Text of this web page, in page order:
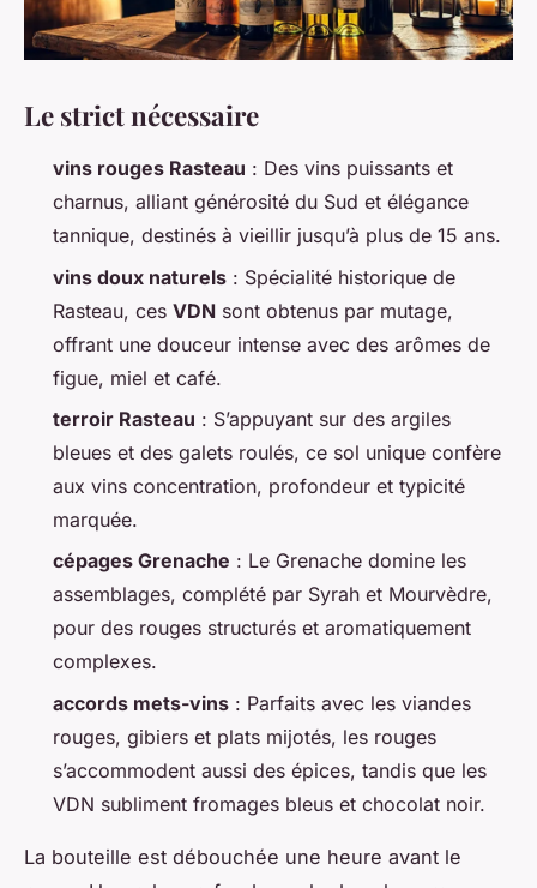
Le strict nécessaire
vins rouges Rasteau : Des vins puissants et
charnus, alliant générosité du Sud et élégance
tannique, destinés à vieillir jusqu’à plus de 15 ans.
vins doux naturels : Spécialité historique de
Rasteau, ces VDN sont obtenus par mutage,
offrant une douceur intense avec des arômes de
figue, miel et café.
terroir Rasteau : S’appuyant sur des argiles
bleues et des galets roulés, ce sol unique confère
aux vins concentration, profondeur et typicité
marquée.
cépages Grenache : Le Grenache domine les
assemblages, complété par Syrah et Mourvèdre,
pour des rouges structurés et aromatiquement
complexes.
accords mets-vins : Parfaits avec les viandes
rouges, gibiers et plats mijotés, les rouges
s’accommodent aussi des épices, tandis que les
VDN subliment fromages bleus et chocolat noir.
La bouteille est débouchée une heure avant le